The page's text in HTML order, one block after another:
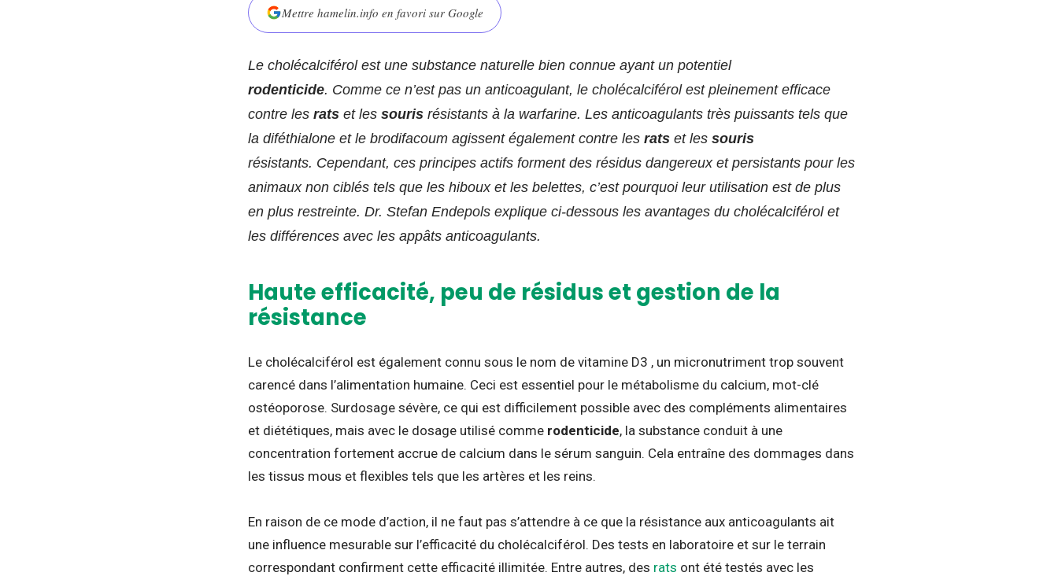
Mettre hamelin.info en favori sur Google
Le cholécalciférol est une substance naturelle bien connue ayant un potentiel
rodenticide. Comme ce n’est pas un anticoagulant, le cholécalciférol est pleinement efficace
contre les rats et les souris résistants à la warfarine. Les anticoagulants très puissants tels que
la diféthialone et le brodifacoum agissent également contre les rats et les souris
résistants. Cependant, ces principes actifs forment des résidus dangereux et persistants pour les
animaux non ciblés tels que les hiboux et les belettes, c’est pourquoi leur utilisation est de plus
en plus restreinte. Dr. Stefan Endepols explique ci-dessous les avantages du cholécalciférol et
les différences avec les appâts anticoagulants.
Haute efficacité, peu de résidus et gestion de la
résistance
Le cholécalciférol est également connu sous le nom de vitamine D3 , un micronutriment trop souvent
carencé dans l’alimentation humaine. Ceci est essentiel pour le métabolisme du calcium, mot-clé
ostéoporose. Surdosage sévère, ce qui est difficilement possible avec des compléments alimentaires
et diététiques, mais avec le dosage utilisé comme rodenticide, la substance conduit à une
concentration fortement accrue de calcium dans le sérum sanguin. Cela entraîne des dommages dans
les tissus mous et flexibles tels que les artères et les reins.
En raison de ce mode d’action, il ne faut pas s’attendre à ce que la résistance aux anticoagulants ait
une influence mesurable sur l’efficacité du cholécalciférol. Des tests en laboratoire et sur le terrain
correspondant confirment cette efficacité illimitée. Entre autres, des rats ont été testés avec les